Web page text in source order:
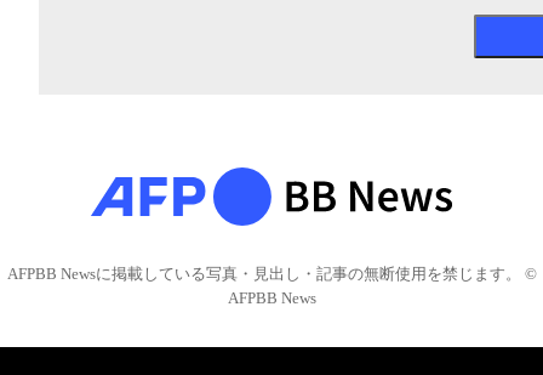
AFPBB Newsに掲載している写真・見出し・記事の無断使用を禁じます。 ©
AFPBB News